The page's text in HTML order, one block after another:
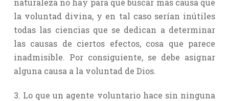
naturaleza no hay para qué buscar más causa que
la voluntad divina, y en tal caso serían inútiles
todas las ciencias que se dedican a determinar
las causas de ciertos efectos, cosa que parece
inadmisible. Por consiguiente, se debe asignar
alguna causa a la voluntad de Dios.
3. Lo que un agente voluntario hace sin ninguna